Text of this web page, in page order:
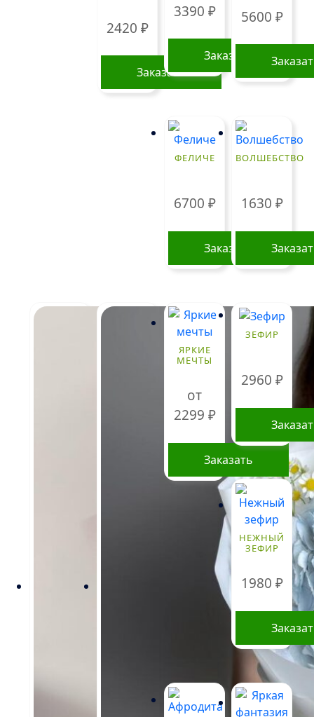
2420 ₽
Заказать
3390 ₽
Заказать
5600 ₽
ФЕЛИЧЕ
6700 ₽
Заказать
ВОЛШЕБСТВО
1630 ₽
ЯРКИЕ
МЕЧТЫ
от
2299 ₽
Заказать
Этот
товар
имеет
несколько
вариаций.
Опции
можно
выбрать
странице
ЗЕФИР
2960 ₽
НЕЖНЫЙ
ЗЕФИР
1980 ₽